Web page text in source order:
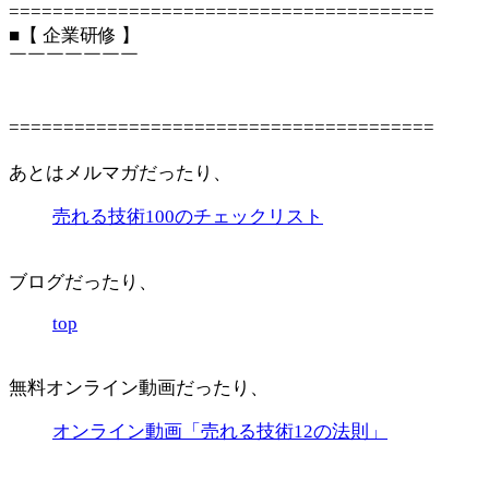
=======================================
■【 企業研修 】
￣￣￣￣￣￣￣
=======================================
あとはメルマガだったり、
売れる技術100のチェックリスト
ブログだったり、
top
無料オンライン動画だったり、
オンライン動画「売れる技術12の法則」